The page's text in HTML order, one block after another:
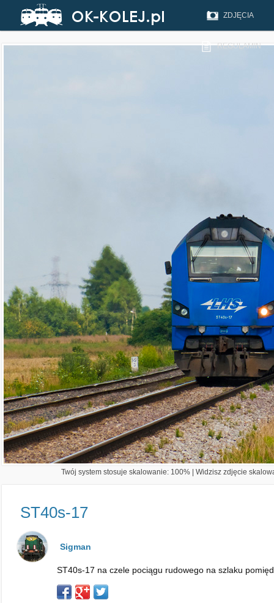
ZDJĘCIA
REGULAMIN
Twój system stosuje skalowanie: 100% | Widzisz zdjęcie
ST40s-17
Sigman
ST40s-17 na czele pociągu rudowego na szlaku